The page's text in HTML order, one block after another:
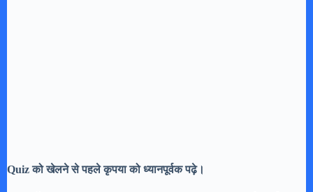
Quizको खेलने से पहले कृपया को ध्यानपूर्वक पढ़े।